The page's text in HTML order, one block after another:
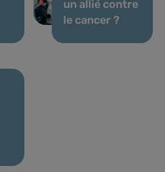
un allié contre
le cancer ?